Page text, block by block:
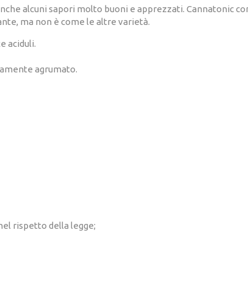
alcuni sapori molto buoni e apprezzati. Cannatonic
ma non è come le altre varietà.
aciduli.
agrumato.
rispetto della legge;